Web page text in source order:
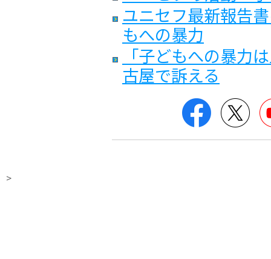
ユニセフ最新報告
もへの暴力
「子どもへの暴力
古屋で訴える
Facebook
>